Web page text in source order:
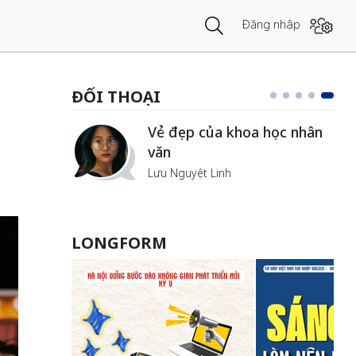
Đăng nhập
ĐỐI THOẠI
Cuộc chiến của những chiếc
“ngai vàng” trên không gian
mạng
LONGFORM